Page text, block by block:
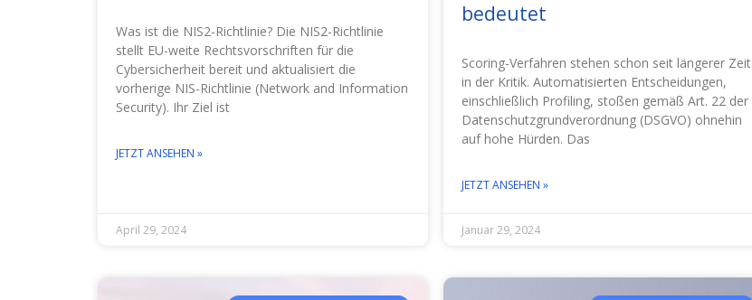
Was ist die NIS2-Richtlinie? Die NIS2-Richtlinie
stellt EU-weite Rechtsvorschriften für die
Cybersicherheit bereit und aktualisiert die
vorherige NIS-Richtlinie (Network and Information
Security). Ihr Ziel ist
JETZT ANSEHEN »
April 29, 2024
bedeutet
Scoring-Verfahren stehen schon seit längerer Zeit
in der Kritik. Automatisierten Entscheidungen,
einschließlich Profiling, stoßen gemäß Art. 22 der
Datenschutzgrundverordnung (DSGVO) ohnehin
auf hohe Hürden. Das
JETZT ANSEHEN »
Januar 29, 2024